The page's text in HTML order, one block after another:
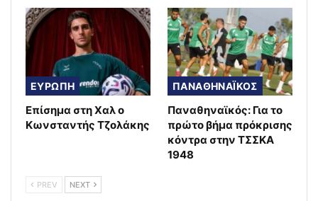
ΕΥΡΩΠΗ
Επίσημα στη Χαλ ο
Κωνσταντής Τζολάκης
ΠΑΝΑΘΗΝΑΪΚΟΣ
Παναθηναϊκός: Για το
πρώτο βήμα πρόκρισης
κόντρα στην ΤΣΣΚΑ
1948
PREV NEXT